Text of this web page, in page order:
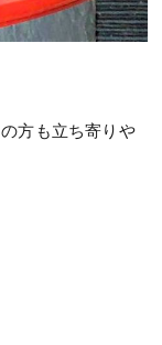
方も立ち寄りや